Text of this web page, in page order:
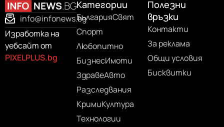
info@infonews.bg
Изработка на
уебсайт от
PIXELPLUS.bg
Категории
БългарияСвят
Спорт
Любопитно
БизнесИмоти
ЗдравеАвто
Разследвания
КримиКултура
Технологии
Полезни
връзки
Контакти
За реклама
Общи условия
Бисквитки